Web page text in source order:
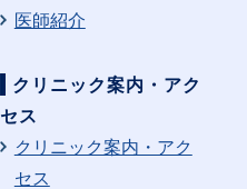
医師紹介
クリニック案内・アク
セス
クリニック案内・アク
セス